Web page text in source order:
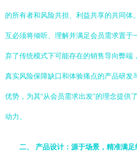
的所有者和风险共担、利益共享的共同体
互必须将倾听、理解并满足会员需求置于
弃了传统模式下可能存在的销售导向弊端
真实风险保障缺口和体验痛点的产品研发
优势，为其“从会员需求出发”的理念提供
动力。
二、 产品设计：源于场景，精准满足